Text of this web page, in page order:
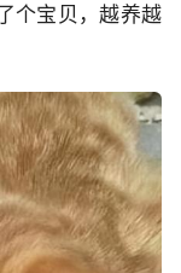
个宝贝，越养越